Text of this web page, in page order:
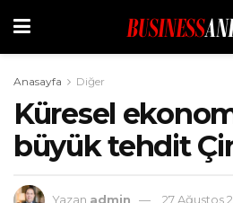
Anasayfa Diğer
Küresel
büyük tehdit
Yazan admin
27 Ağustos